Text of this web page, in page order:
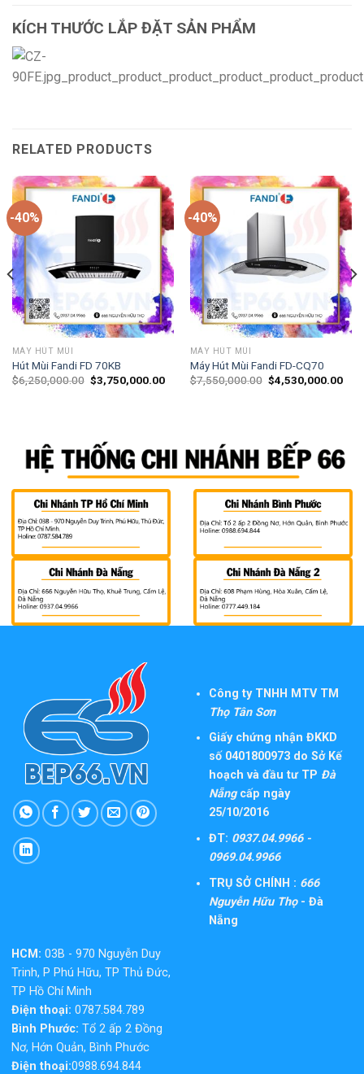
KÍCH THƯỚC LẮP ĐẶT SẢN PHẨM
RELATED PRODUCTS
-40%
MÁY HÚT MÙI
Hút Mùi Fandi FD 70KB
$6,250,000.00 $3,750,000.00
-40%
MÁY HÚT MÙI
Máy Hút Mùi Fandi FD-CQ70
$7,550,000.00 $4,530,000.00
Công ty TNHH MTV TM
Thọ Tân Sơn
Giấy chứng nhận ĐKKD
số 0401800973 do Sở Kế
hoạch và đầu tư TP Đà
Nẵngcấp ngày
25/10/2016
ĐT: 0937.04.9966 -
0969.04.9966
TRỤ SỞ CHÍNH : 666
Nguyễn Hữu Thọ- Đà
Nẵng
HCM: 03B - 970 Nguyễn Duy
Trinh, P Phú Hữu, TP Thủ Đức,
TP Hồ Chí Minh
Điện thoại: 0787.584.789
Bình Phước: Tổ 2 ấp 2 Đồng
Nơ, Hớn Quản, Bình Phước
Điện thoại:0988.694.844